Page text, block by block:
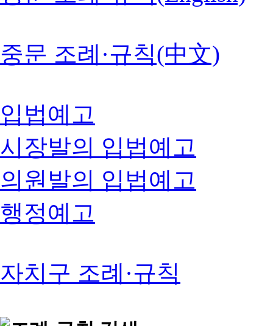
중문 조례·규칙(中文)
입법예고
시장발의 입법예고
의원발의 입법예고
행정예고
자치구 조례·규칙